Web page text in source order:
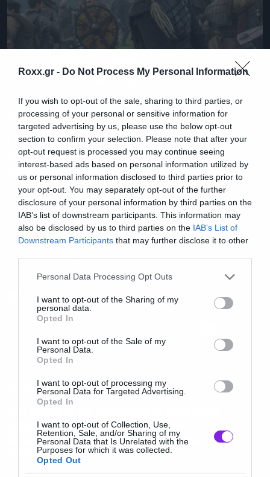
Roxx.gr - Do Not Process My Personal Information
If you wish to opt-out of the sale, sharing to third parties, or
processing of your personal or sensitive information for
targeted advertising by us, please use the below opt-out
section to confirm your selection. Please note that after your
opt-out request is processed you may continue seeing
interest-based ads based on personal information utilized by
us or personal information disclosed to third parties prior to
your opt-out. You may separately opt-out of the further
disclosure of your personal information by third parties on the
IAB’s list of downstream participants. This information may
also be disclosed by us to third parties on the IAB’s List of
Downstream Participants that may further disclose it to other
Please note that this website/app uses one or more Google
not limited to your visit or usage behaviour. You may click to
grant or deny consent to Google and its third-party tags to
use your data for below specified purposes in below Google
consent section.
Personal Data Processing Opt Outs
I want to opt-out of the Sharing of my
personal data.
Opted In
I want to opt-out of the Sale of my
Personal Data.
Opted In
I want to opt-out of processing my
Personal Data for Targeted Advertising.
Opted In
I want to opt-out of Collection, Use,
Retention, Sale, and/or Sharing of my
Personal Data that Is Unrelated with the
Purposes for which it was collected.
Opted Out
News
Ποιος δεν θα τη γλιτώσει στο
Vikings; Την Τετάρτη το mid-
season φινάλε
Αν γίνει στο Vikings αυτό που
υπονοεί η Λάγκερθα στο
instagram τότε θα κάνουμε
επανάσταση!